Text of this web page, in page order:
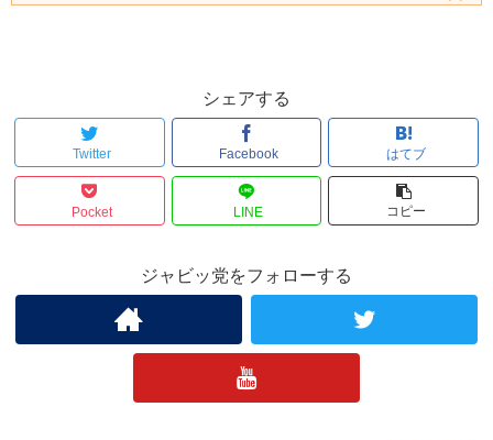
シェアする
Twitter Facebook はてブ
Pocket LINE コピー
ジャビッ党をフォローする